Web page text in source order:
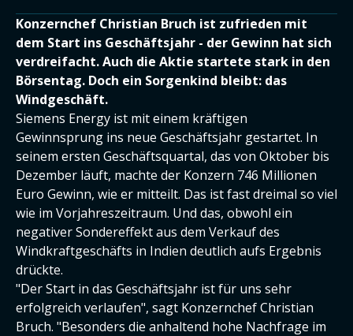
Konzernchef Christian Bruch ist zufrieden mit
dem Start ins Geschäftsjahr - der Gewinn hat sich
verdreifacht. Auch die Aktie startete stark in den
Börsentag. Doch ein Sorgenkind bleibt: das
Windgeschäft.
Siemens Energy ist mit einem kräftigen
Gewinnsprung ins neue Geschäftsjahr gestartet. In
seinem ersten Geschäftsquartal, das von Oktober bis
Dezember läuft, machte der Konzern 746 Millionen
Euro Gewinn, wie er mitteilt. Das ist fast dreimal so viel
wie im Vorjahreszeitraum. Und das, obwohl ein
negativer Sondereffekt aus dem Verkauf des
Windkraftgeschäfts in Indien deutlich aufs Ergebnis
drückte.
"Der Start in das Geschäftsjahr ist für uns sehr
erfolgreich verlaufen", sagt Konzernchef Christian
Bruch. "Besonders die anhaltend hohe Nachfrage im